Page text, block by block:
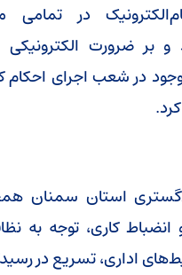
در تمامی
بر ضرورت
در شعب اجرای احکام
استان سمنان
کاری، توجه به
اداری، تسریع در